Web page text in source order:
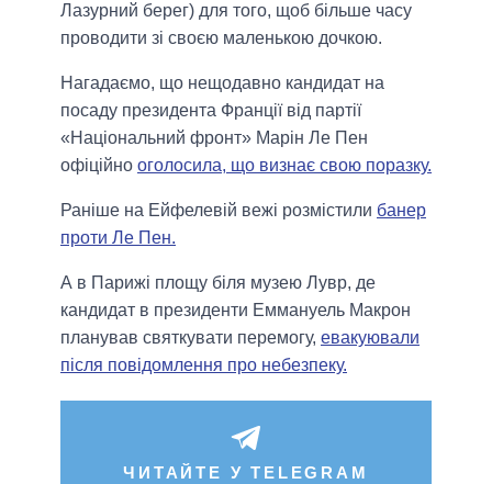
Лазурний берег) для того, щоб більше часу
проводити зі своєю маленькою дочкою.
Нагадаємо, що нещодавно кандидат на
посаду президента Франції від партії
«Національний фронт» Марін Ле Пен
офіційно оголосила, що визнає свою поразку.
Раніше на Ейфелевій вежі розмістили банер
проти Ле Пен.
А в Парижі площу біля музею Лувр, де
кандидат в президенти Еммануель Макрон
планував святкувати перемогу, евакуювали
після повідомлення про небезпеку.
ЧИТАЙТЕ У TELEGRAM